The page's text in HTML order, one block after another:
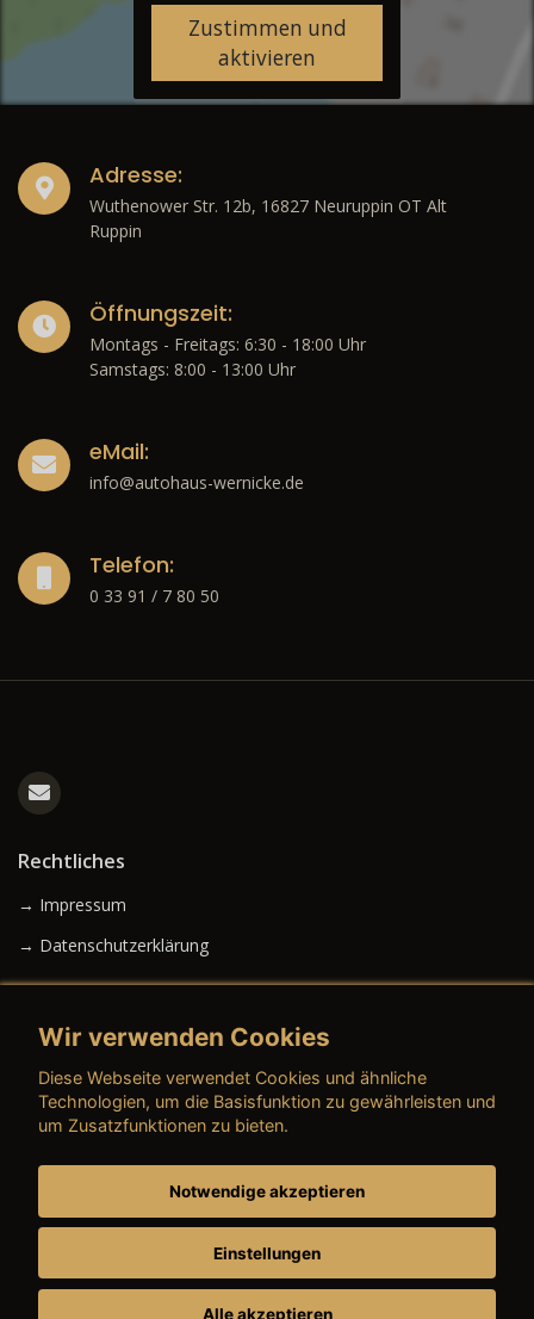
Zustimmen und
aktivieren
Adresse:
Wuthenower Str. 12b, 16827 Neuruppin OT Alt
Ruppin
Öffnungszeit:
Montags - Freitags: 6:30 - 18:00 Uhr
Samstags: 8:00 - 13:00 Uhr
eMail:
info@autohaus-wernicke.de
Telefon:
0 33 91 / 7 80 50
Rechtliches
→ Impressum
→ Datenschutzerklärung
→ AGB (Gebrauchtwagen)
→ AGB (Dienstleistungen)
Wir verwenden Cookies
Diese Webseite verwendet Cookies und ähnliche
Technologien, um die Basisfunktion zu gewährleisten und
um Zusatzfunktionen zu bieten.
Notwendige akzeptieren
Einstellungen
Alle akzeptieren